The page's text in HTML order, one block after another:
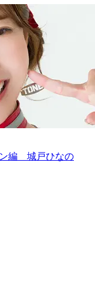
ン編 城戸ひなの